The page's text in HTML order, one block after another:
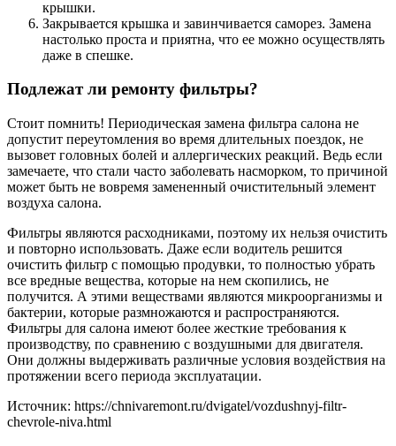
крышки.
Закрывается крышка и завинчивается саморез. Замена
настолько проста и приятна, что ее можно осуществлять
даже в спешке.
Подлежат ли ремонту фильтры?
Стоит помнить! Периодическая замена фильтра салона не
допустит переутомления во время длительных поездок, не
вызовет головных болей и аллергических реакций. Ведь если
замечаете, что стали часто заболевать насморком, то причиной
может быть не вовремя замененный очистительный элемент
воздуха салона.
Фильтры являются расходниками, поэтому их нельзя очистить
и повторно использовать. Даже если водитель решится
очистить фильтр с помощью продувки, то полностью убрать
все вредные вещества, которые на нем скопились, не
получится. А этими веществами являются микроорганизмы и
бактерии, которые размножаются и распространяются.
Фильтры для салона имеют более жесткие требования к
производству, по сравнению с воздушными для двигателя.
Они должны выдерживать различные условия воздействия на
протяжении всего периода эксплуатации.
Источник: https://chnivaremont.ru/dvigatel/vozdushnyj-filtr-
chevrole-niva.html